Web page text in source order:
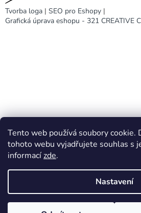
Tento web používá soubory cookie.
tohoto webu vyjadřujete souhlas s
informacízde.
Nastavení
Tvorba loga | SEO pro Eshopy |
Grafická úprava eshopu - 321 CREATIVE
DARA design
Vytvořil